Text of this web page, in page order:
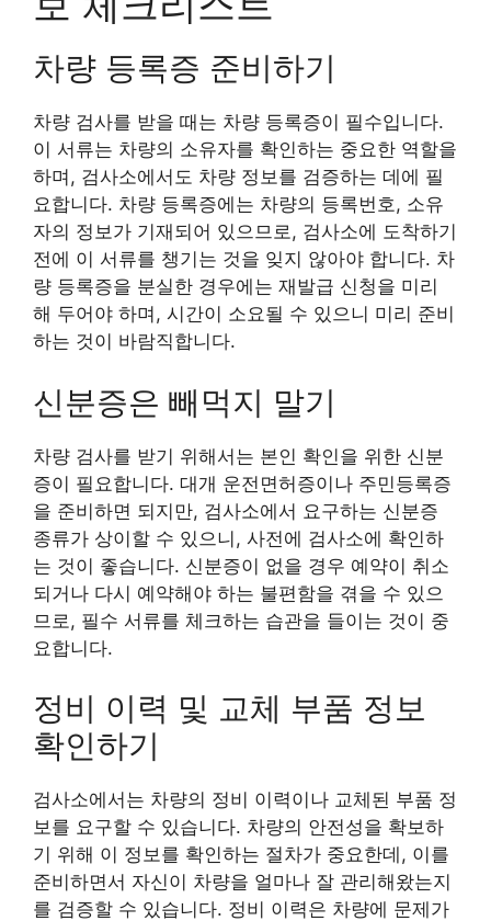
차량 등록증 준비하기
차량 검사를 받을 때는 차량 등록증이 필수입니다.
이 서류는 차량의 소유자를 확인하는 중요한 역할을
하며, 검사소에서도 차량 정보를 검증하는 데에 필
요합니다. 차량 등록증에는 차량의 등록번호, 소유
자의 정보가 기재되어 있으므로, 검사소에 도착하기
전에 이 서류를 챙기는 것을 잊지 않아야 합니다. 차
량 등록증을 분실한 경우에는 재발급 신청을 미리
해 두어야 하며, 시간이 소요될 수 있으니 미리 준비
하는 것이 바람직합니다.
신분증은 빼먹지 말기
차량 검사를 받기 위해서는 본인 확인을 위한 신분
증이 필요합니다. 대개 운전면허증이나 주민등록증
을 준비하면 되지만, 검사소에서 요구하는 신분증
종류가 상이할 수 있으니, 사전에 검사소에 확인하
는 것이 좋습니다. 신분증이 없을 경우 예약이 취소
되거나 다시 예약해야 하는 불편함을 겪을 수 있으
므로, 필수 서류를 체크하는 습관을 들이는 것이 중
요합니다.
정비 이력 및 교체 부품 정보
확인하기
검사소에서는 차량의 정비 이력이나 교체된 부품 정
보를 요구할 수 있습니다. 차량의 안전성을 확보하
기 위해 이 정보를 확인하는 절차가 중요한데, 이를
준비하면서 자신이 차량을 얼마나 잘 관리해왔는지
를 검증할 수 있습니다. 정비 이력은 차량에 문제가